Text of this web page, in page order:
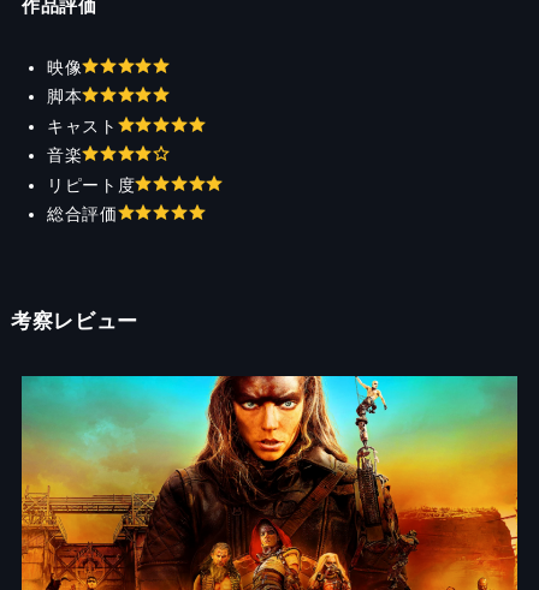
作品評価
映像
脚本
キャスト
音楽
リピート度
総合評価
考察レビュー